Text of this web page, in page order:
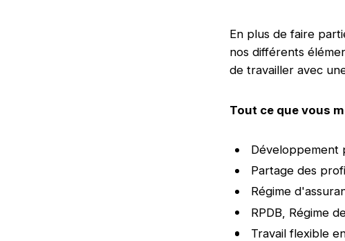
En plus de faire
nos différents
de travailler avec
Tout ce que vous
Développement
Partage des
Régime
RPDB, Régime
Travail flexible